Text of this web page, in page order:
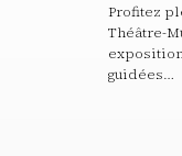
Profitez
Théâtre-
guidées…